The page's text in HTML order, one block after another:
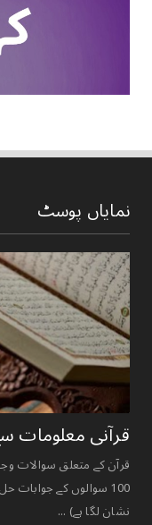
نمایاں پوسٹ
قرآنی ‏معلومات
قرآن کے متعلق سوالات
100 سوالوں کے
نشان لگا ہے) ...